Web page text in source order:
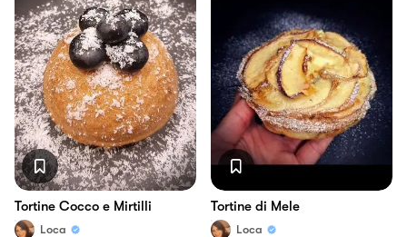
Tortine Cocco e Mirtilli
Loca
Tortine di Mele
Loca